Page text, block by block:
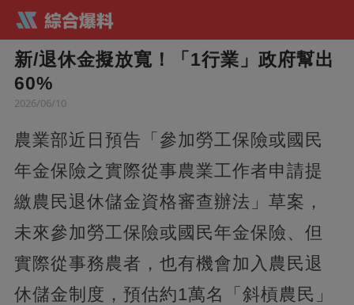
新/退休金擬放寬！「1行業」政府幫出
60%
2026/06/10
農業部近日預告「參加勞工保險或國民
年金保險之實際從事農業工作者申請提
繳農民退休儲金資格審查辦法」草案，
未來參加勞工保險或國民年金保險、但
實際從事務農者，也有機會加入農民退
休儲金制度，預估約1萬名「斜槓農民」